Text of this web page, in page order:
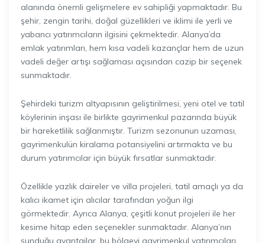
alanında önemli gelişmelere ev sahipliği yapmaktadır. Bu
şehir, zengin tarihi, doğal güzellikleri ve iklimi ile yerli ve
yabancı yatırımcıların ilgisini çekmektedir. Alanya’da
emlak yatırımları, hem kısa vadeli kazançlar hem de uzun
vadeli değer artışı sağlaması açısından cazip bir seçenek
sunmaktadır.
Şehirdeki turizm altyapısının geliştirilmesi, yeni otel ve tatil
köylerinin inşası ile birlikte gayrimenkul pazarında büyük
bir hareketlilik sağlanmıştır. Turizm sezonunun uzaması,
gayrimenkulün kiralama potansiyelini artırmakta ve bu
durum yatırımcılar için büyük fırsatlar sunmaktadır.
Özellikle yazlık daireler ve villa projeleri, tatil amaçlı ya da
kalıcı ikamet için alıcılar tarafından yoğun ilgi
görmektedir. Ayrıca Alanya, çeşitli konut projeleri ile her
kesime hitap eden seçenekler sunmaktadır. Alanya’nın
sunduğu avantajlar, bu bölgeyi gayrimenkul yatırımcıları